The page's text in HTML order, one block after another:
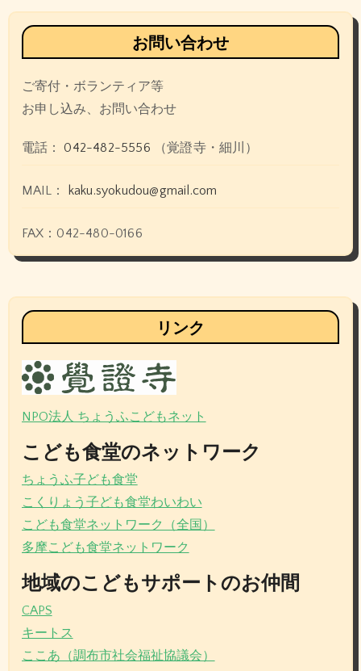
お問い合わせ
ご寄付・ボランティア等
お申し込み、お問い合わせ
電話： 042-482-5556 （覚證寺・細川）
MAIL： kaku.syokudou@gmail.com
FAX：042-480-0166
リンク
NPO法人 ちょうふこどもネット
こども食堂のネットワーク
ちょうふ子ども食堂
こくりょう子ども食堂わいわい
こども食堂ネットワーク（全国）
多摩こども食堂ネットワーク
地域のこどもサポートのお仲間
CAPS
キートス
ここあ（調布市社会福祉協議会）